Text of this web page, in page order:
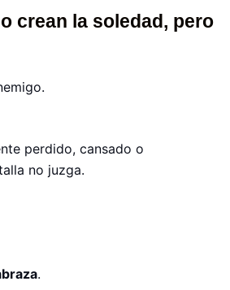
crean la soledad, pero
perdido, cansado o
no juzga.
.